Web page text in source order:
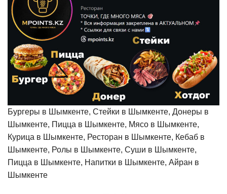
Бургеры в Шымкенте, Стейки в Шымкенте, Донеры в
Шымкенте, Пицца в Шымкенте, Мясо в Шымкенте,
Курица в Шымкенте, Ресторан в Шымкенте, Кебаб в
Шымкенте, Ролы в Шымкенте, Суши в Шымкенте,
Пицца в Шымкенте, Напитки в Шымкенте, Айран в
Шымкенте